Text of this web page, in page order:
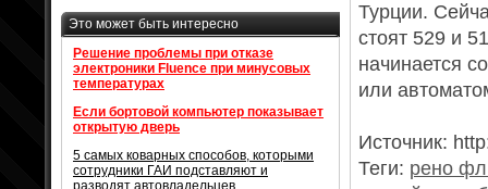
Турции.
стоят 529 и
начинается
или
Источник:
Теги: рено
Это может быть интересно
Решение проблемы при отказе
электроники Fluence при минусовых
температурах
Если бортовой компьютер показывает
открытую дверь
5 самых коварных способов, которыми
сотрудники ГАИ подставляют и
разводят автовладельцев